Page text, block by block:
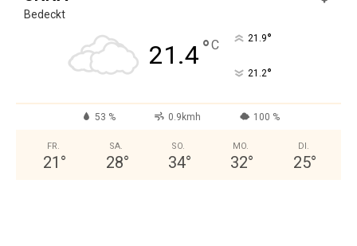
Bedeckt
21.4°C 21.9°
21.2°
53 % 0.9kmh 100 %
FR.
21 °
SA.
28°
SO.
34°
MO.
32°
DI.
25°